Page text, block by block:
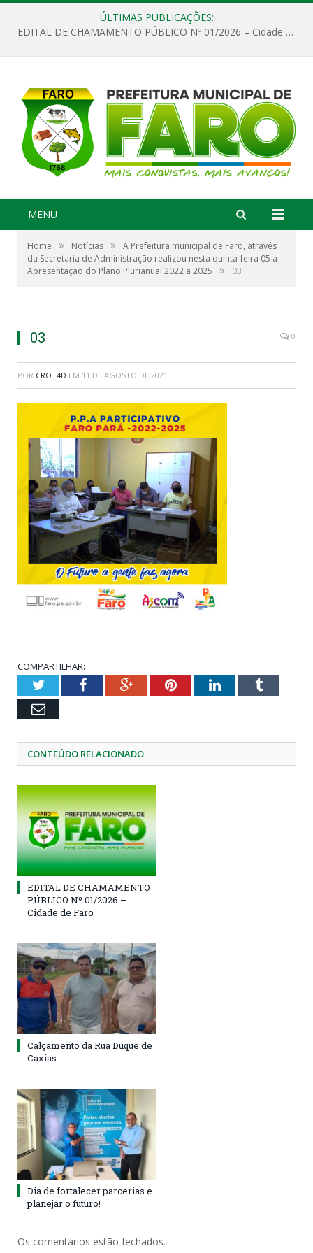
ÚLTIMAS PUBLICAÇÕES:
EDITAL DE CHAMAMENTO PÚBLICO Nº 01/2026 – Cidade de Faro
MENU
Home » Notícias »
A Prefeitura municipal de Faro, através
da Secretaria de Administração realizou nesta quinta-feira 05 a
Apresentação do Plano Plurianual 2022 a 2025
» 03
03 0
POR CROT4D EM 11 DE AGOSTO DE 2021
COMPARTILHAR:
TwitterFacebookGoogle+PinterestLinkedInTumblr
Email
CONTEÚDO RELACIONADO
EDITAL DE CHAMAMENTO
PÚBLICO Nº 01/2026 –
Cidade de Faro
Calçamento da Rua Duque de
Caxias
Dia de fortalecer parcerias e
planejar o futuro!
Os comentários estão fechados.